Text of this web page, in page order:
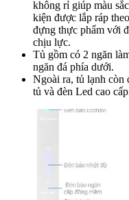
không rỉ giúp màu
kiện được lắp ráp
đựng thực phẩm với
chịu lực.
Tủ gồm có 2 ngăn
ngăn đá phía dưới.
Ngoài ra, tủ lạnh còn
tủ và đèn Led cao